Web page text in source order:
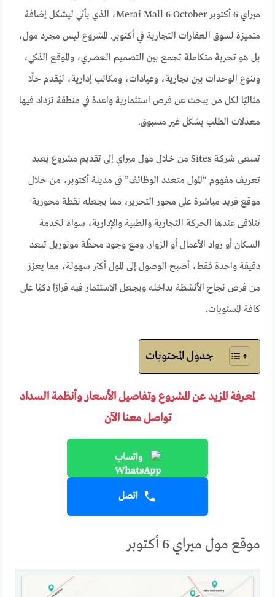
ميراي 6 أكتوبر Merai Mall 6 October، الذي يأتي ليشكل إضافة
متميزة لسوق العقارات التجارية في أكتوبر. المشروع ليس مجرد مول،
بل هو تجربة متكاملة تجمع بين التصميم العصري، والموقع الذكي،
وتنوع الوحدات بين تجارية، وعيادات، ومكاتب إدارية، ليُقدم حلًا
مثاليًا لكل من يبحث عن فرص استثمارية واعدة في منطقة تزداد فيها
معدلات الطلب بشكل غير مسبوق.
تسعى شركة Sites من خلال مول ميراي إلى تقديم مشروع يعيد
تعريف مفهوم “المول متعدد الوظائف” في مدينة أكتوبر، من خلال
موقع فريد مباشرة على محور التحرير، مما يجعله نقطة محورية
تتلاقى عندها الحركة التجارية والطبية والإدارية، سواء لخدمة
السكان أو رواد الأعمال أو الزوار. ومع وجود محطّة مونوريل تبعد
دقيقة واحدة فقط، أصبح الوصول إلى المول أكثر سهولة، مما يعزز
من فرص نجاح الأنشطة بداخله ويجعل الاستثمار فيه قرارًا ذكيًا على
كافة المستويات.
جدول المحتويات
لمعرفة المزيد عن المشروع وتفاصيل الأسعار وأنظمة السداد
تواصل معنا الآن
واتساب
اتصل
موقع مول ميراي 6 أكتوبر